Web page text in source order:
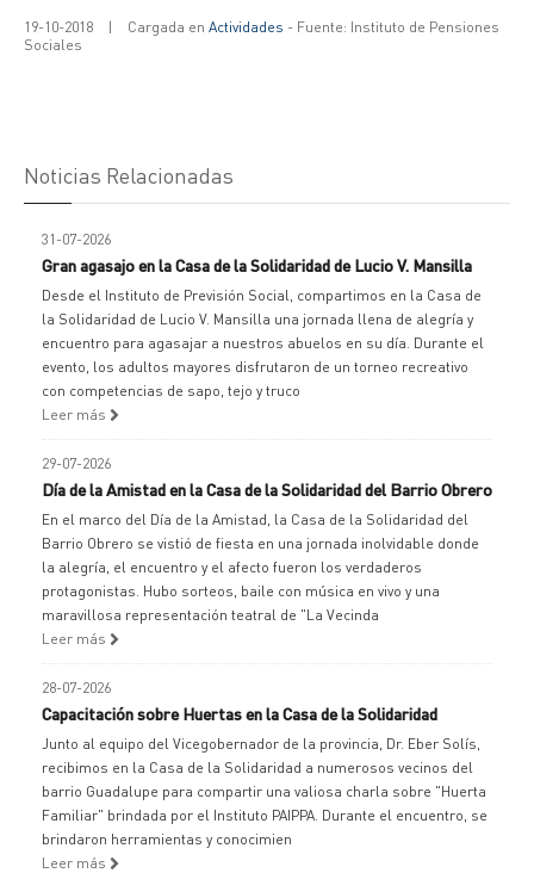
19-10-2018 | Cargada en Actividades - Fuente: Instituto de Pensiones
Sociales
Noticias Relacionadas
31-07-2026
Gran agasajo en la Casa de la Solidaridad de Lucio V. Mansilla
Desde el Instituto de Previsión Social, compartimos en la Casa de
la Solidaridad de Lucio V. Mansilla una jornada llena de alegría y
encuentro para agasajar a nuestros abuelos en su día. Durante el
evento, los adultos mayores disfrutaron de un torneo recreativo
con competencias de sapo, tejo y truco
Leer más
29-07-2026
Día de la Amistad en la Casa de la Solidaridad del Barrio Obrero
En el marco del Día de la Amistad, la Casa de la Solidaridad del
Barrio Obrero se vistió de fiesta en una jornada inolvidable donde
la alegría, el encuentro y el afecto fueron los verdaderos
protagonistas. Hubo sorteos, baile con música en vivo y una
maravillosa representación teatral de "La Vecinda
Leer más
28-07-2026
Capacitación sobre Huertas en la Casa de la Solidaridad
Junto al equipo del Vicegobernador de la provincia, Dr. Eber Solís,
recibimos en la Casa de la Solidaridad a numerosos vecinos del
barrio Guadalupe para compartir una valiosa charla sobre "Huerta
Familiar" brindada por el Instituto PAIPPA. Durante el encuentro, se
brindaron herramientas y conocimien
Leer más